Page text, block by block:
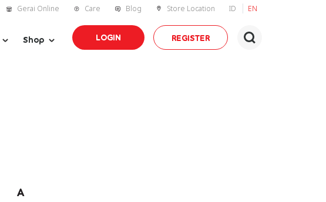
Gerai Online Care Blog Store Location ID EN
Shop LOGIN REGISTER
A